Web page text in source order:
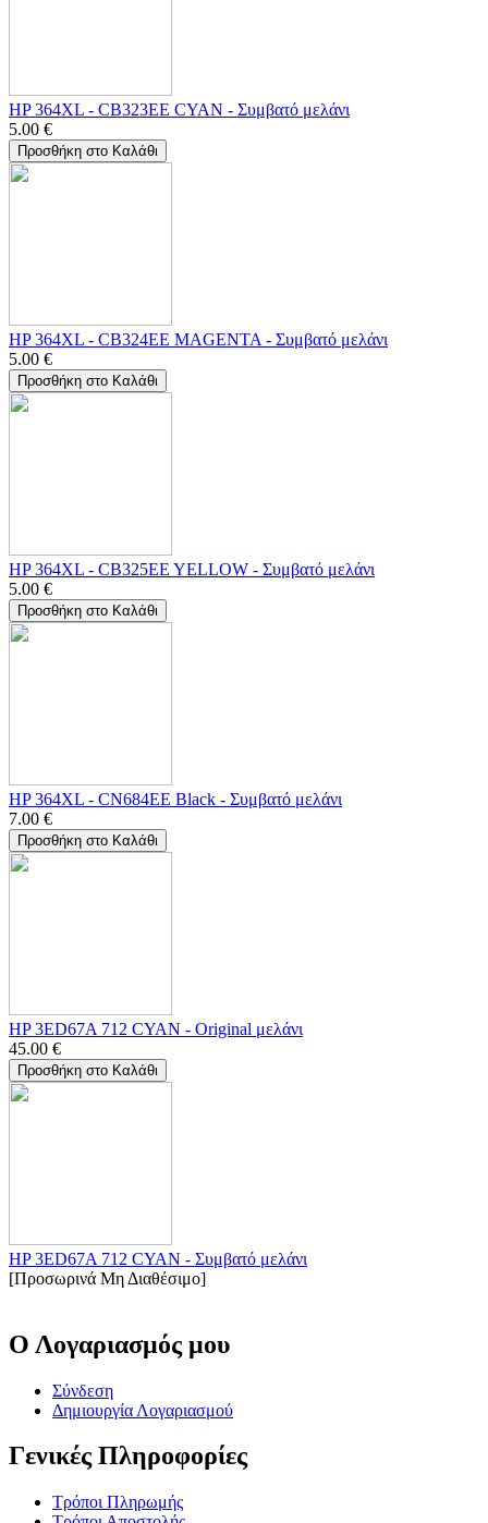
HP 364XL - CB323EE CYAN - Συμβατό μελάνι
5.00 €
Προσθήκη στο Καλάθι
HP 364XL - CB324EE MAGENTA - Συμβατό μελάνι
5.00 €
Προσθήκη στο Καλάθι
HP 364XL - CB325EE YELLOW - Συμβατό μελάνι
5.00 €
Προσθήκη στο Καλάθι
HP 364XL - CN684EE Black - Συμβατό μελάνι
7.00 €
Προσθήκη στο Καλάθι
HP 3ED67A 712 CYAN - Οriginal μελάνι
45.00 €
Προσθήκη στο Καλάθι
HP 3ED67A 712 CYAN - Συμβατό μελάνι
[Προσωρινά Μη Διαθέσιμο]
Ο Λογαριασμός μου
Σύνδεση
Δημιουργία Λογαριασμού
Γενικές Πληροφορίες
Τρόποι Πληρωμής